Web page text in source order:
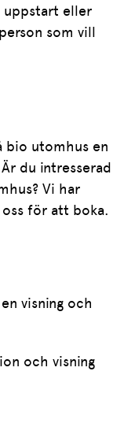
uppstart eller
som vill
bio utomhus en
du intresserad
Vi har
för att boka.
visning och
och visning